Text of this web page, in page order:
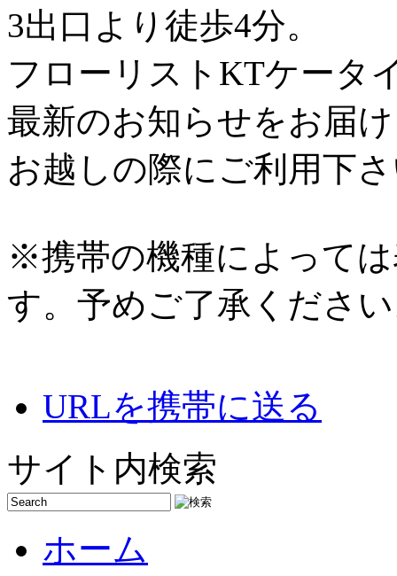
3出口より徒歩4分。
フローリストKTケータ
最新のお知らせをお届
お越しの際にご利用下
※携帯の機種によって
す。予めご了承くださ
URLを携帯に送る
サイト内検索
ホーム